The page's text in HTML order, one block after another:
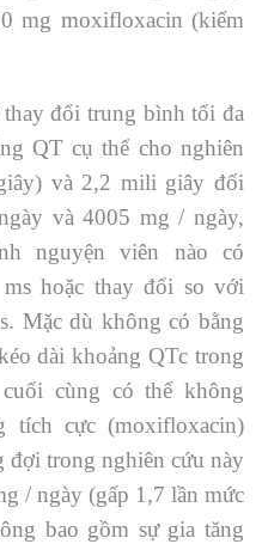
mg moxifloxacin (kiểm
đổi trung bình tối đa
QT cụ thể cho nghiên
và 2,2 mili giây đối
và 4005 mg / ngày,
nguyện viên nào có
hoặc thay đổi so với
Mặc dù không có bằng
dài khoảng QTc trong
cùng có thể không
tích cực (moxifloxacin)
đợi trong nghiên cứu này
/ ngày (gấp 1,7 lần mức
bao gồm sự gia tăng